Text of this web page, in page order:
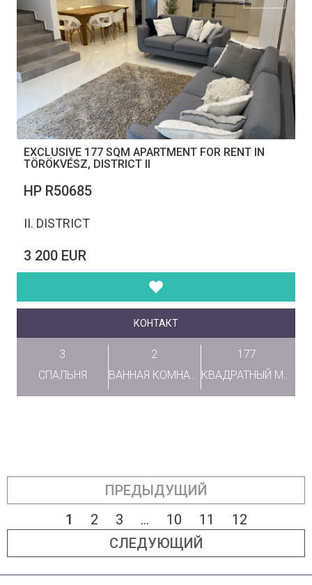
EXCLUSIVE 177 SQM APARTMENT FOR RENT IN
TÖRÖKVÉSZ, DISTRICT II
НР R50685
II. DISTRICT
3 200 EUR
КОНТАКТ
3
СПАЛЬНЯ
2
ВАННАЯ КОМНАТА
177
КВАДРАТНЫЙ МЕТР
ПРЕДЫДУЩИЙ
1
2 3 ... 10 11
12
СЛЕДУЮЩИЙ